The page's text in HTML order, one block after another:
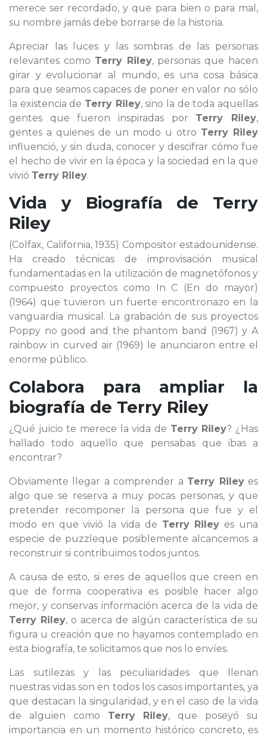
merece ser recordado, y que para bien o para mal,
su nombre jamás debe borrarse de la historia.
Apreciar las luces y las sombras de las personas
relevantes como Terry Riley, personas que hacen
girar y evolucionar al mundo, es una cosa básica
para que seamos capaces de poner en valor no sólo
la existencia de Terry Riley, sino la de toda aquellas
gentes que fueron inspiradas por Terry Riley,
gentes a quienes de un modo u otro Terry Riley
influenció, y sin duda, conocer y descifrar cómo fue
el hecho de vivir en la época y la sociedad en la que
vivió Terry Riley.
Vida y Biografía de Terry
Riley
(Colfax, California, 1935) Compositor estadounidense.
Ha creado técnicas de improvisación musical
fundamentadas en la utilización de magnetófonos y
compuesto proyectos como In C (En do mayor)
(1964) que tuvieron un fuerte encontronazo en la
vanguardia musical. La grabación de sus proyectos
Poppy no good and the phantom band (1967) y A
rainbow in curved air (1969) le anunciaron entre el
enorme público.
Colabora para ampliar la
biografía de Terry Riley
¿Qué juicio te merece la vida de Terry Riley? ¿Has
hallado todo aquello que pensabas que ibas a
encontrar?
Obviamente llegar a comprender a Terry Rileyes
algo que se reserva a muy pocas personas, y que
pretender recomponer la persona que fue y el
modo en que vivió la vida de Terry Riley es una
especie de puzzleque posiblemente alcancemos a
reconstruir si contribuimos todos juntos.
A causa de esto, si eres de aquellos que creen en
que de forma cooperativa es posible hacer algo
mejor, y conservas información acerca de la vida de
Terry Riley, o acerca de algún característica de su
figura u creación que no hayamos contemplado en
esta biografía, te solicitamos que nos lo envíes.
Las sutilezas y las peculiaridades que llenan
nuestras vidas son en todos los casos importantes, ya
que destacan la singularidad, y en el caso de la vida
de alguien como Terry Riley, que poseyó su
importancia en un momento histórico concreto, es